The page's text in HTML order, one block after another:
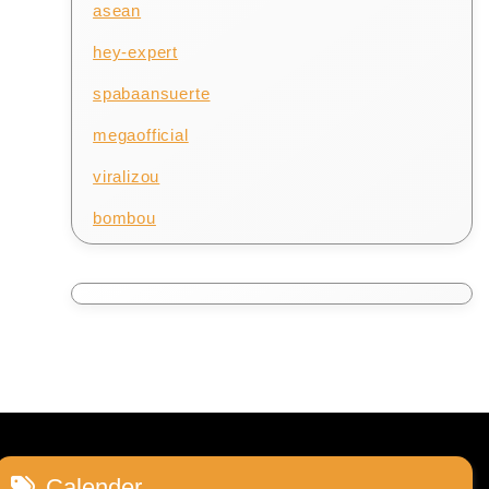
asean
hey-expert
spabaansuerte
megaofficial
viralizou
bombou